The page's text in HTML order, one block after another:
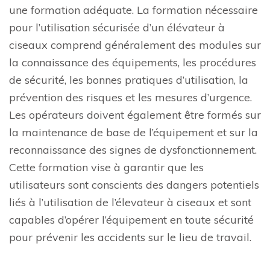
une formation adéquate. La formation nécessaire
pour l’utilisation sécurisée d’un élévateur à
ciseaux comprend généralement des modules sur
la connaissance des équipements, les procédures
de sécurité, les bonnes pratiques d’utilisation, la
prévention des risques et les mesures d’urgence.
Les opérateurs doivent également être formés sur
la maintenance de base de l’équipement et sur la
reconnaissance des signes de dysfonctionnement.
Cette formation vise à garantir que les
utilisateurs sont conscients des dangers potentiels
liés à l’utilisation de l’élevateur à ciseaux et sont
capables d’opérer l’équipement en toute sécurité
pour prévenir les accidents sur le lieu de travail.